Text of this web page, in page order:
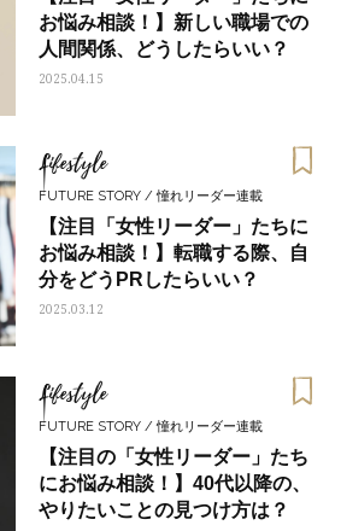
ジェンダーレ
人気の40代髪型・ヘア
お悩み相談！】新しい職場での
人間関係、どうしたらいい？
2025.04.15
Lifestyle
FUTURE STORY / 憧れリーダー連載
【注目「女性リーダー」たちに
お悩み相談！】転職する際、自
分をどうPRしたらいい？
2025.03.12
Lifestyle
FUTURE STORY / 憧れリーダー連載
【注目の「女性リーダー」たち
にお悩み相談！】40代以降の、
やりたいことの見つけ方は？